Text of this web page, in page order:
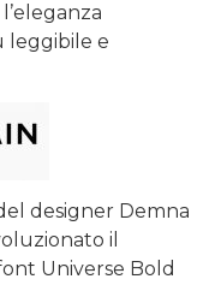
leggibile e
designer Demna
il
Universe Bold